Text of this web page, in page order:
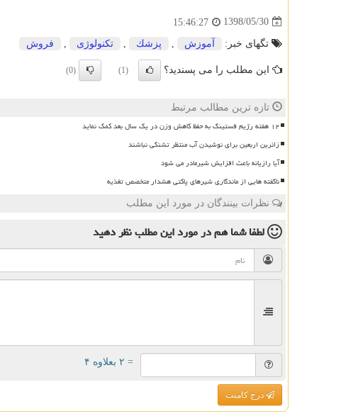
1398/05/30
15:46:27
تگهای خبر: آموزش , پزشك , تكنولوژی , فروش
این مطلب را می پسندید؟ (1)
(0)
تازه ترین مطالب مرتبط
۱۲ هفته رژیم فستینگ به حفظ کاهش وزن در یک سال بعد کمک نماید
زائرین اربعین برای نوشیدن آب منتظر تشنگی نباشند
آیا رازیانه باعث افزایش شیرمادر می شود
ناگفته هایی از ماندگاری شیرهای پاکتی هشدار متخصص تغذیه
نظرات بینندگان در مورد این مطلب
لطفا شما همدر مورد این مطلبنظر دهید
= ۲ بعلاوه ۴
درج کامنت